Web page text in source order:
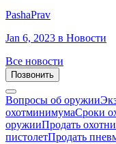
PashaPrav
Jan 6, 2023 в Новости
Все новости
Позвонить
Вопросы об оружии
охотминимумаСроки
оружииПродать
пистолетПродать